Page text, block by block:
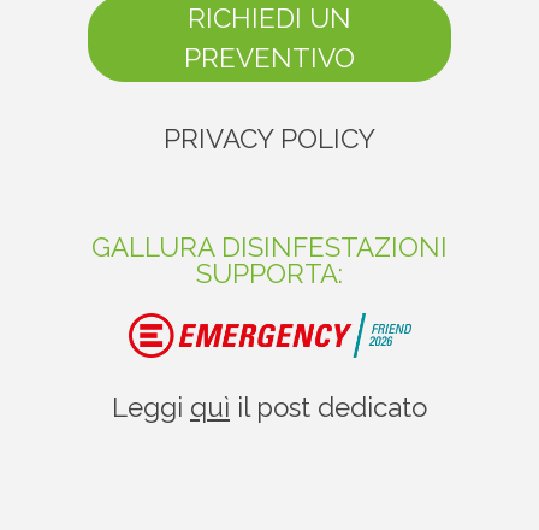
RICHIEDI UN
PREVENTIVO
PRIVACY POLICY
GALLURA DISINFESTAZIONI
SUPPORTA:
Leggi quì il post dedicato